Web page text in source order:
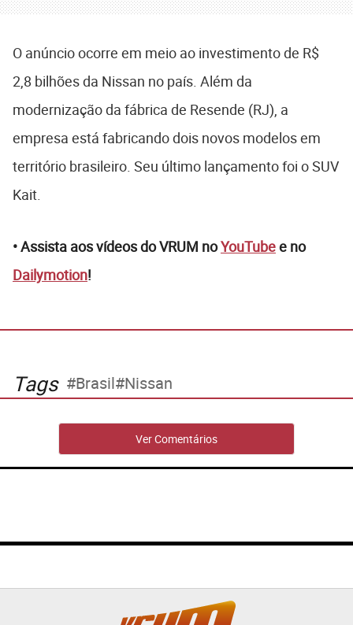
O anúncio ocorre em meio ao investimento de R$
2,8 bilhões da Nissan no país. Além da
modernização da fábrica de Resende (RJ), a
empresa está fabricando dois novos modelos em
território brasileiro. Seu último lançamento foi o SUV
Kait.
• Assista aos vídeos do VRUM noYouTubee no
Dailymotion!
Tags Brasil Nissan
Ver Comentários